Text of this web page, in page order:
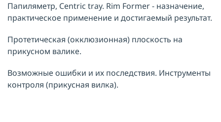
Папиляметр, Centric tray. Rim Former - назначение,
практическое применение и достигаемый результат.
Протетическая (окклюзионная) плоскость на
прикусном валике.
Возможные ошибки и их последствия. Инструменты
контроля (прикусная вилка).